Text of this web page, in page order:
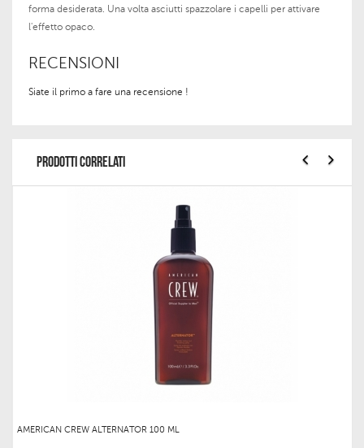
forma desiderata. Una volta asciutti spazzolare i capelli per attivare
l'effetto opaco.
RECENSIONI
Siate il primo a fare una recensione !
PRODOTTI CORRELATI
AMERICAN CREW ALTERNATOR 100 ML